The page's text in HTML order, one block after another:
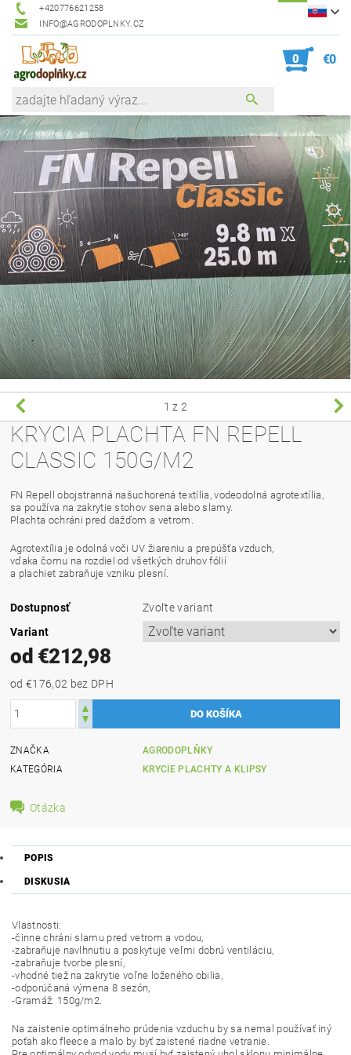
+420776621258
INFO@AGRODOPLNKY.CZ
0 €0
1 z 2
KRYCIA PLACHTA FN REPELL
CLASSIC 150G/M2
FN Repell obojstranná našuchorená textília, vodeodolná agrotextília,
sa používa na zakrytie stohov sena alebo slamy.
Plachta ochráni pred dažďom a vetrom.
Agrotextília je odolná voči UV žiareniu a prepúšťa vzduch,
vďaka čomu na rozdiel od všetkých druhov fólií
a plachiet zabraňuje vzniku plesní.
Dostupnosť
Zvoľte variant
Variant
od €212,98
od €176,02 bez DPH
ZNAČKA
AGRODOPLŇKY
KATEGÓRIA
KRYCIE PLACHTY A KLIPSY
Otázka
POPIS
DISKUSIA
Vlastnosti:
-činne chráni slamu pred vetrom a vodou,
-zabraňuje navlhnutiu a poskytuje veľmi dobrú ventiláciu,
-zabraňuje tvorbe plesní,
-vhodné tiež na zakrytie voľne loženého obilia,
-odporúčaná výmena 8 sezón,
-Gramáž: 150g/m2.
Na zaistenie optimálneho prúdenia vzduchu by sa nemal používať iný
poťah ako fleece a malo by byť zaistené riadne vetranie.